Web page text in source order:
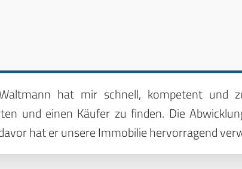
hat mir schnell, kompetent und
und einen Käufer zu finden. Die
hat er unsere Immobilie hervorragend